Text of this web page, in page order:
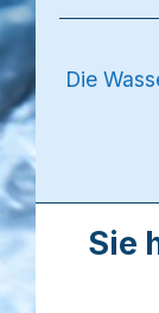
Die
Sie